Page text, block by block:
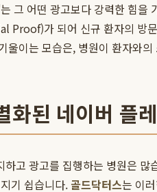
그 어떤 광고보다 강력한 힘
Proof)가 되어 신규 환자의 방
울이는 모습은, 병원이 환자와
화된 네이버 플
고 광고를 집행하는 병원은
기 쉽습니다. 골드닥터스는 이